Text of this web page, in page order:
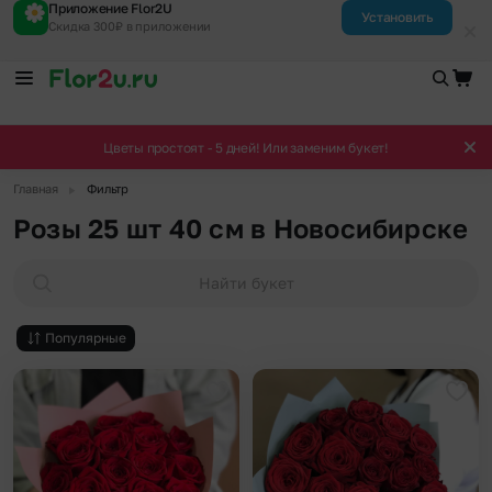
Приложение Flor2U
Скидка 300₽ в приложении
Установить
Цветы простоят - 5 дней! Или заменим букет!
Главная Фильтр
Розы 25 шт 40 см в Новосибирске
Найти букет
Популярные
Добавить в избранное